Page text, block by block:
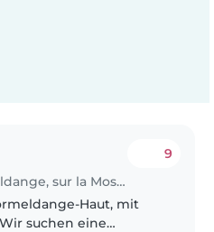
Job de garde d'enfants à Wormeldange, sur la Moselle.
9
Haut, mit
suchen eine